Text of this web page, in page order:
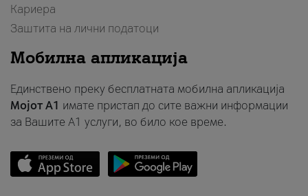
Кариера
Заштита на лични податоци
Мобилна апликација
Единствено преку бесплатната мобилна апликација
Мојот A1 имате пристап до сите важни информации
за Вашите A1 услуги, во било кое време.